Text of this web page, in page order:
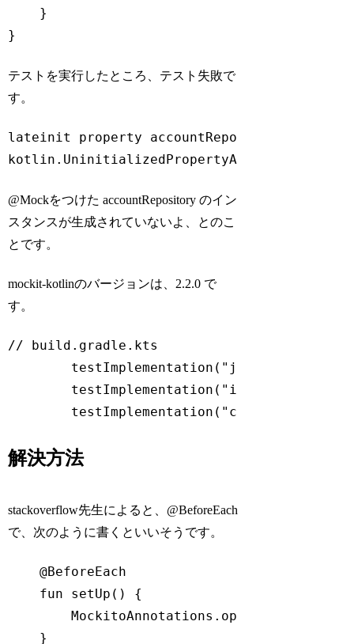
    }
}
テストを実行したところ、テスト失敗で
す。
lateinit property accountRepository has
@Mockをつけた accountRepository のイン
スタンスが生成されていないよ、とのこ
とです。
mockit-kotlinのバージョンは、2.2.0 で
す。
// build.gradle.kts
解決方法
stackoverflow先生によると、@BeforeEach
で、次のように書くといいそうです。
@BeforeEach
fun
setUp ()
{
        MockitoAnnotations.openMocks(